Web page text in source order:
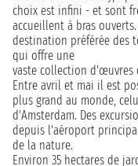
choix est infini - et sont
accueillent à bras
destination préférée des
qui offre une
vaste collection d'œuvres
Entre avril et mai il est
plus grand au monde,
d'Amsterdam. Des
depuis l'aéroport
de la nature.
Environ 35 hectares de